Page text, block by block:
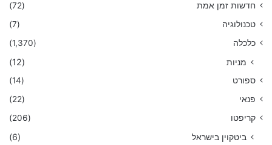
חדשות זמן אמת
(72)
טכנולוגיה
(7)
כלכלה
(1,370)
מניות (12)
ספורט
(14)
פנאי
(22)
קריפטו
(206)
ביטקוין בישראל (6)